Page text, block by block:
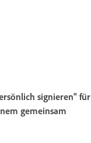
signieren" für
gemeinsam